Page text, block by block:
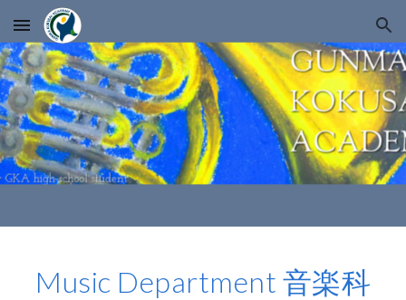
Skip to main content Skip to navigation
Music Department 音楽科